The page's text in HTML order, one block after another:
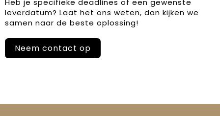
Heb je specifieke deadlines of een gewenste
leverdatum? Laat het ons weten, dan kijken we
samen naar de beste oplossing!
Neem contact op